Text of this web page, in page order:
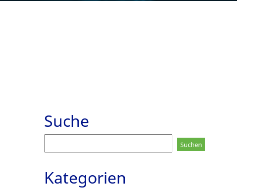
Suche
nach:
Kategorien